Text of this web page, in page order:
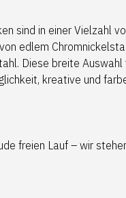
sind in einer Vielzahl
edlem
Diese breite
kreative und
freien Lauf – wir